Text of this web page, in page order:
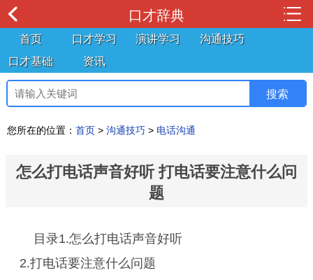
口才辞典
首页 口才学习 演讲学习
沟通技巧
口才基础
资讯
您所在的位置： 首页 > 沟通技巧 > 电话沟通
怎么打电话声音好听 打电话要注意什么问
题
目录1.怎么打电话声音好听
2.打电话要注意什么问题